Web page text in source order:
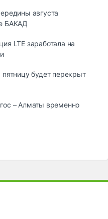
августа
БАКАД
LTE заработала на
будет перекрыт
– Алматы временно